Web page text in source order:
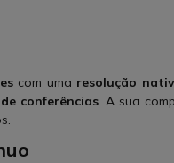
com uma resolução
conferências . A sua